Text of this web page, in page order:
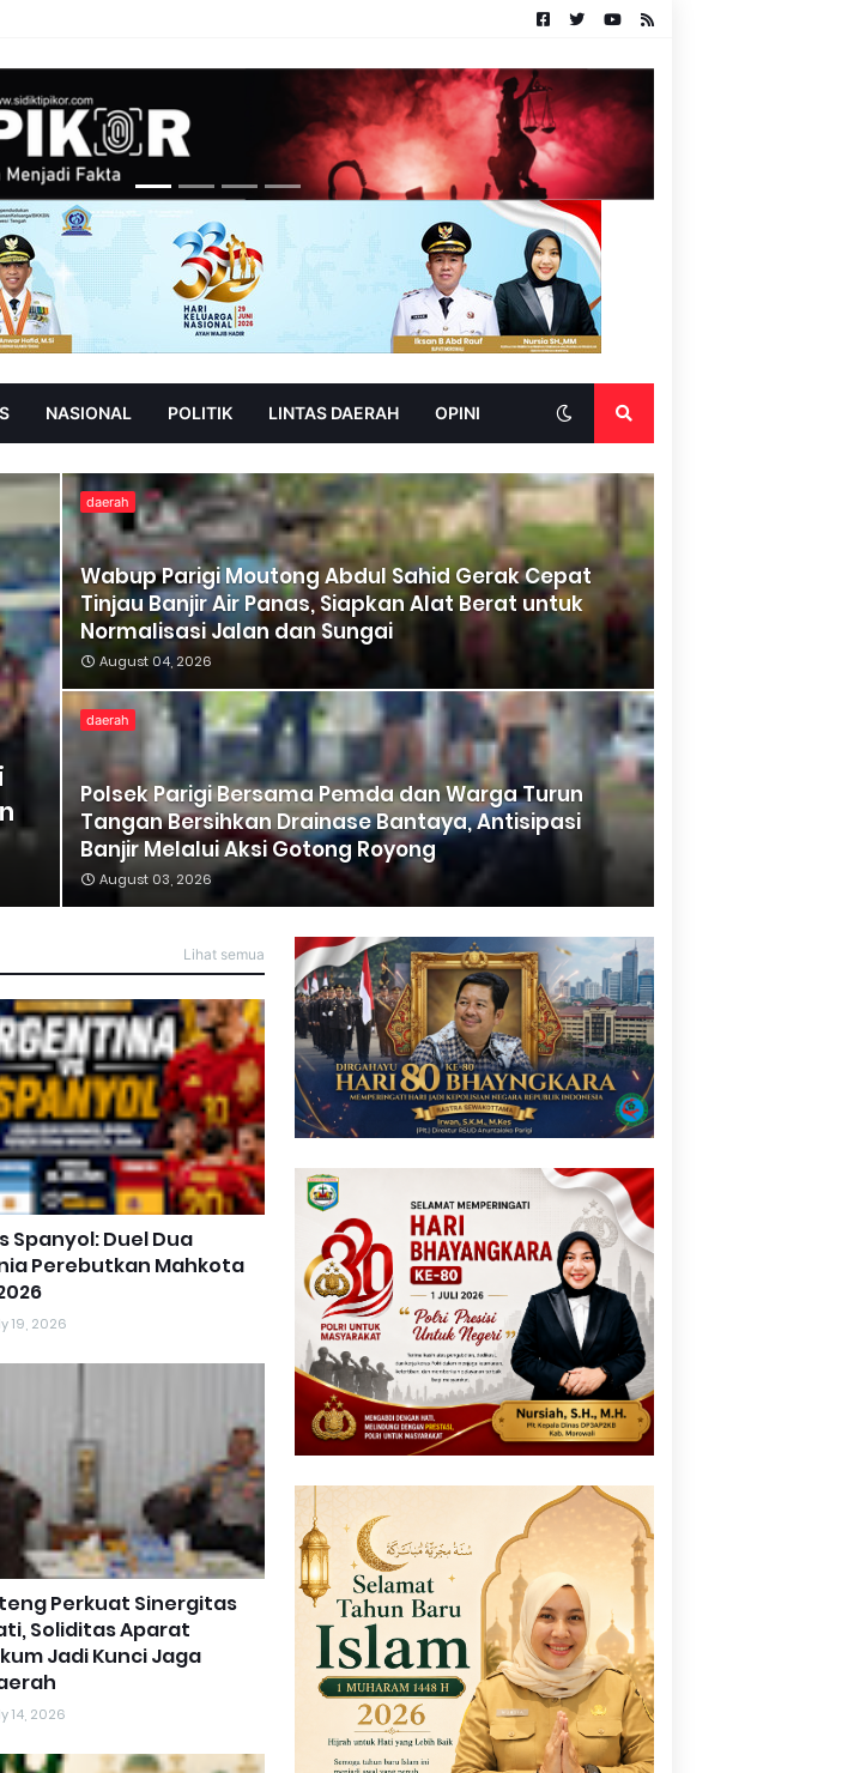
NASIONAL POLITIK LINTAS DAERAH OPINI
daerah
Wabup Parigi Moutong Abdul Sahid Gerak Cepat
Tinjau Banjir Air Panas, Siapkan Alat Berat untuk
Normalisasi Jalan dan Sungai
August 04, 2026
daerah
Polsek Parigi Bersama Pemda dan Warga Turun
Tangan Bersihkan Drainase Bantaya, Antisipasi
Banjir Melalui Aksi Gotong Royong
August 03, 2026
Lihat semua
Spanyol: Duel Dua
Perebutkan Mahkota
19, 2026
Perkuat Sinergitas
Soliditas Aparat
Jadi Kunci Jaga
14, 2026